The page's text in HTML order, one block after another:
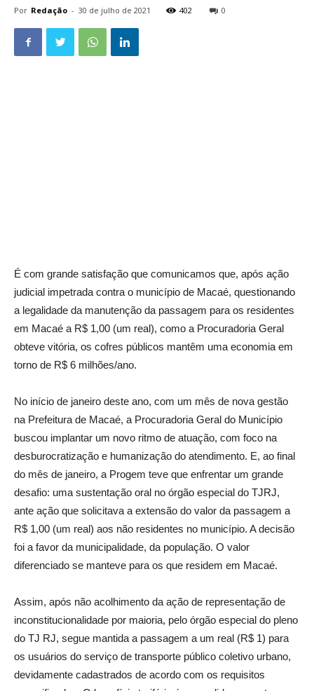
Por Redação - 30 de julho de 2021 402 0
É com grande satisfação que comunicamos que, após ação
judicial impetrada contra o município de Macaé, questionando
a legalidade da manutenção da passagem para os residentes
em Macaé a R$ 1,00 (um real), como a Procuradoria Geral
obteve vitória, os cofres públicos mantêm uma economia em
torno de R$ 6 milhões/ano.
No início de janeiro deste ano, com um mês de nova gestão
na Prefeitura de Macaé, a Procuradoria Geral do Município
buscou implantar um novo ritmo de atuação, com foco na
desburocratização e humanização do atendimento. E, ao final
do mês de janeiro, a Progem teve que enfrentar um grande
desafio: uma sustentação oral no órgão especial do TJRJ,
ante ação que solicitava a extensão do valor da passagem a
R$ 1,00 (um real) aos não residentes no município. A decisão
foi a favor da municipalidade, da população. O valor
diferenciado se manteve para os que residem em Macaé.
Assim, após não acolhimento da ação de representação de
inconstitucionalidade por maioria, pelo órgão especial do pleno
do TJ RJ, segue mantida a passagem a um real (R$ 1) para
os usuários do serviço de transporte público coletivo urbano,
devidamente cadastrados de acordo com os requisitos